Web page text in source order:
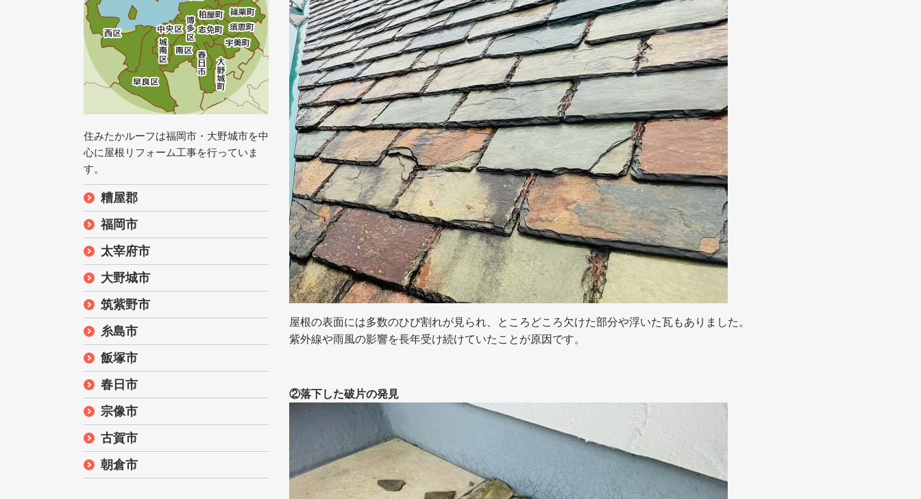
屋根の表面には多数のひび割れが見られ、ところどころ欠けた部分や浮いた瓦もありました。
紫外線や雨風の影響を長年受け続けていたことが原因です。
②落下した破片の発見
住みたかルーフは福岡市・大野城市を中
心に屋根リフォーム工事を行っていま
す。
糟屋郡
福岡市
太宰府市
大野城市
筑紫野市
糸島市
飯塚市
春日市
宗像市
古賀市
朝倉市